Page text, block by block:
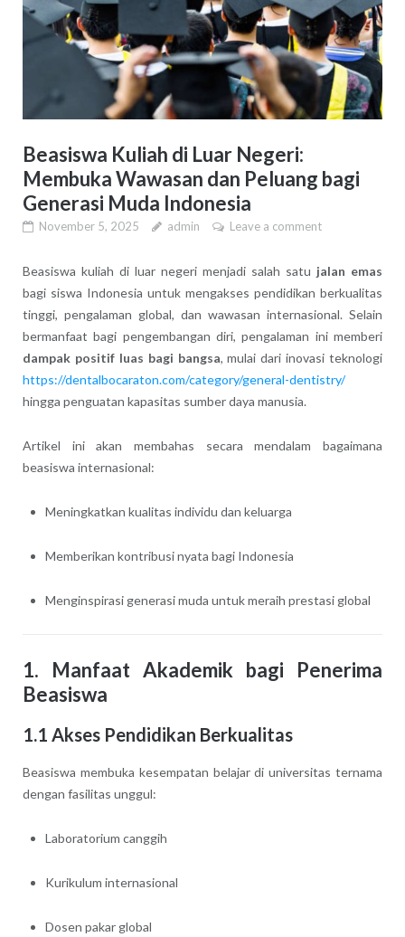
Beasiswa Kuliah di Luar Negeri:
Membuka Wawasan dan Peluang bagi
Generasi Muda Indonesia
November 5, 2025 admin Leave a comment
Beasiswa kuliah di luar negeri menjadi salah satu jalan emas
bagi siswa Indonesia untuk mengakses pendidikan berkualitas
tinggi, pengalaman global, dan wawasan internasional. Selain
bermanfaat bagi pengembangan diri, pengalaman ini memberi
dampak positif luas bagi bangsa, mulai dari inovasi teknologi
https://dentalbocaraton.com/category/general-dentistry/
hingga penguatan kapasitas sumber daya manusia.
Artikel ini akan membahas secara mendalam bagaimana
beasiswa internasional:
Meningkatkan kualitas individu dan keluarga
Memberikan kontribusi nyata bagi Indonesia
Menginspirasi generasi muda untuk meraih prestasi global
1. Manfaat Akademik bagi Penerima
Beasiswa
1.1 Akses Pendidikan Berkualitas
Beasiswa membuka kesempatan belajar di universitas ternama
dengan fasilitas unggul:
Laboratorium canggih
Kurikulum internasional
Dosen pakar global